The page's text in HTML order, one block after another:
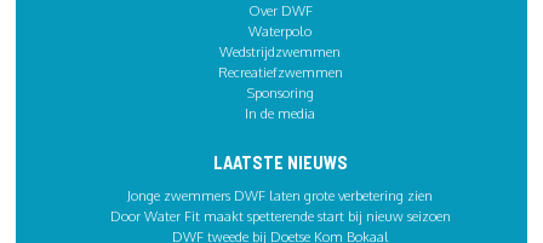
Over DWF
Waterpolo
Wedstrijdzwemmen
Recreatiefzwemmen
Sponsoring
In de media
LAATSTE NIEUWS
Jonge zwemmers DWF laten grote verbetering zien
Door Water Fit maakt spetterende start bij nieuw seizoen
DWF tweede bij Doetse Kom Bokaal